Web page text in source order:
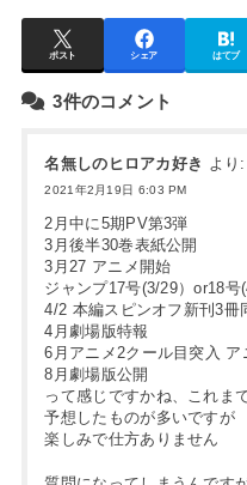
ポスト シェア はてブ
3件のコメント
名無しのヒロアカ好き より:
2021年2月19日 6:03 PM
2月中に5期PV第3弾
3月後半30巻表紙公開
3月27 アニメ開始
ジャンプ17号(3/29）or18号
4/2 本編スピンオフ新刊3冊
4月劇場版特報
6月アニメ2クール目突入
8月劇場版公開
って感じですかね、これま
予想したものが多いですが
楽しみで仕方ありません